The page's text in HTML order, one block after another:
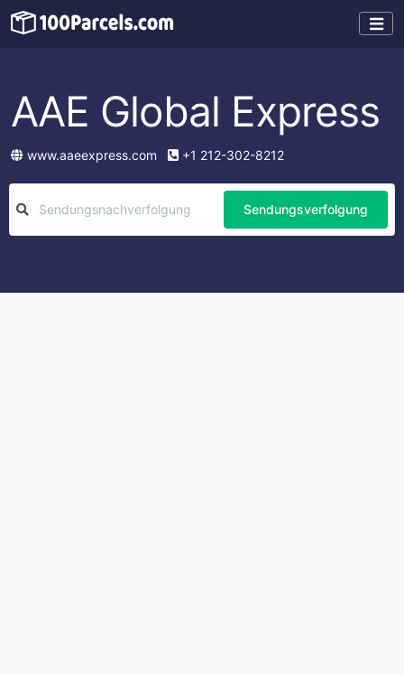
AAE Global Express
www.aaeexpress.com +1 212-302-8212
Sendungsverfolgung